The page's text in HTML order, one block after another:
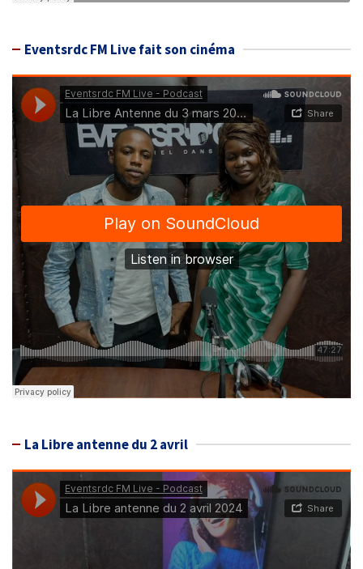
Eventsrdc FM Live fait son cinéma
La Libre antenne du 2 avril